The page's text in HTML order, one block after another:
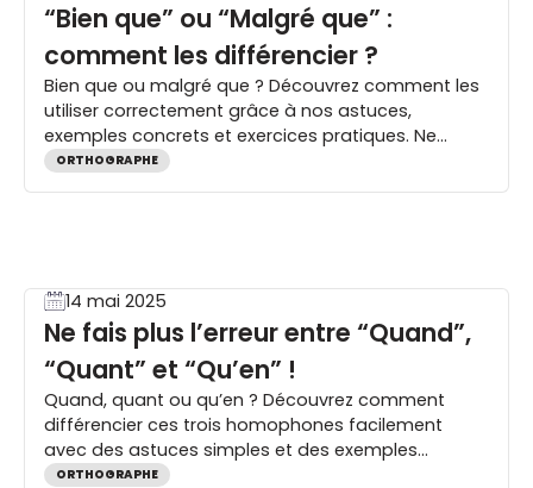
“Bien que” ou “Malgré que” :
comment les différencier ?
Bien que ou malgré que ? Découvrez comment les
utiliser correctement grâce à nos astuces,
exemples concrets et exercices pratiques. Ne
faites plus l’erreur !
ORTHOGRAPHE
14 mai 2025
Ne fais plus l’erreur entre “Quand”,
“Quant” et “Qu’en” !
Quand, quant ou qu’en ? Découvrez comment
différencier ces trois homophones facilement
avec des astuces simples et des exemples
concrets.
ORTHOGRAPHE